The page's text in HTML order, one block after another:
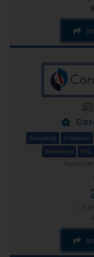
Barzahlung Kreditkarte
Botendienst DHL
Daten
+